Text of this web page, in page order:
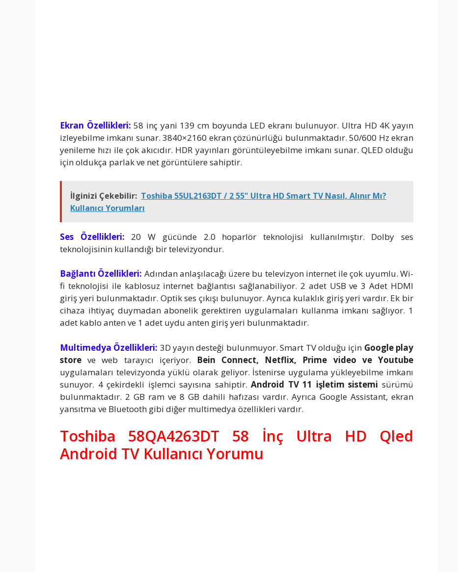
Ekran Özellikleri:58 inç yani 139 cm boyunda LED ekranı bulunuyor. Ultra HD 4K yayın
izleyebilme imkanı sunar. 3840×2160 ekran çözünürlüğü bulunmaktadır. 50/600 Hz ekran
yenileme hızı ile çok akıcıdır. HDR yayınları görüntüleyebilme imkanı sunar. QLED olduğu
için oldukça parlak ve net görüntülere sahiptir.
İlginizi Çekebilir: Toshiba 55UL2163DT / 2 55" Ultra HD Smart TV Nasıl, Alınır Mı?
Kullanıcı Yorumları
Ses Özellikleri: 20 W gücünde 2.0 hoparlör teknolojisi kullanılmıştır. Dolby ses
teknolojisinin kullandığı bir televizyondur.
Bağlantı Özellikleri: Adından anlaşılacağı üzere bu televizyon internet ile çok uyumlu. Wi-
fi teknolojisi ile kablosuz internet bağlantısı sağlanabiliyor. 2 adet USB ve 3 Adet HDMI
giriş yeri bulunmaktadır. Optik ses çıkışı bulunuyor. Ayrıca kulaklık giriş yeri vardır. Ek bir
cihaza ihtiyaç duymadan abonelik gerektiren uygulamaları kullanma imkanı sağlıyor. 1
adet kablo anten ve 1 adet uydu anten giriş yeri bulunmaktadır.
Multimedya Özellikleri: 3D yayın desteği bulunmuyor. Smart TV olduğu için Google play
store ve web tarayıcı içeriyor. Bein Connect, Netflix, Prime video ve Youtube
uygulamaları televizyonda yüklü olarak geliyor. İstenirse uygulama yükleyebilme imkanı
sunuyor. 4 çekirdekli işlemci sayısına sahiptir.Android TV 11 işletim sistemi sürümü
bulunmaktadır. 2 GB ram ve 8 GB dahili hafızası vardır. Ayrıca Google Assistant, ekran
yansıtma ve Bluetooth gibi diğer multimedya özellikleri vardır.
Toshiba 58QA4263DT 58 İnç Ultra HD Qled
Android TV Kullanıcı Yorumu